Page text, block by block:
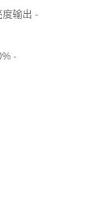
输出 -
-